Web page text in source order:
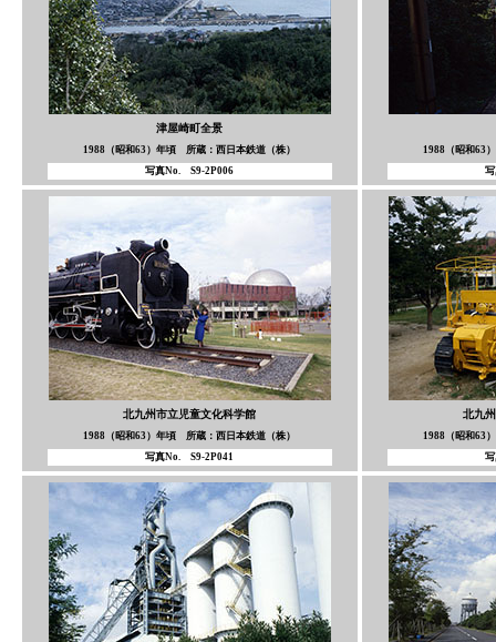
津屋崎町全景
1988（昭和63）年頃 所蔵：西日本鉄道（株）
写真No. S9-2P006
1988（昭和63
北九州市立児童文化科学館
1988（昭和63）年頃 所蔵：西日本鉄道（株）
写真No. S9-2P041
北九
1988（昭和63